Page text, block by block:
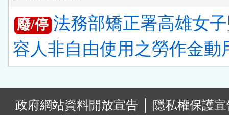
廢/停 法務部矯正署高雄女
容人非自由使用之勞作金動
政府網站資料開放宣告
隱私權保護